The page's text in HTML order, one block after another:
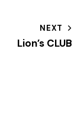
NEXT
Lion’s CLUB